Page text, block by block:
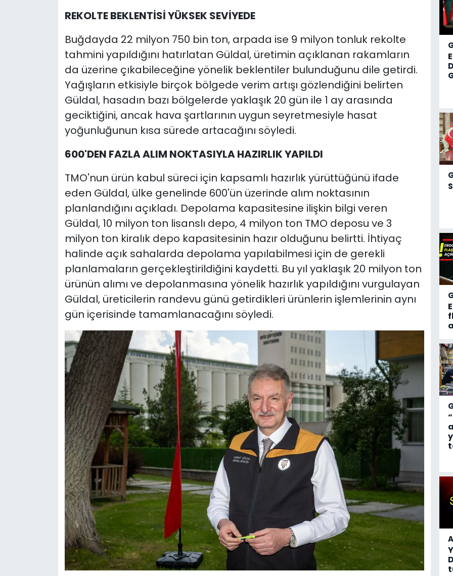
REKOLTE BEKLENTİSİ YÜKSEK SEVİYEDE
Buğdayda 22 milyon 750 bin ton, arpada ise 9 milyon tonluk rekolte
tahmini yapıldığını hatırlatan Güldal, üretimin açıklanan rakamların
da üzerine çıkabileceğine yönelik beklentiler bulunduğunu dile getirdi.
Yağışların etkisiyle birçok bölgede verim artışı gözlendiğini belirten
Güldal, hasadın bazı bölgelerde yaklaşık 20 gün ile 1 ay arasında
geciktiğini, ancak hava şartlarının uygun seyretmesiyle hasat
yoğunluğunun kısa sürede artacağını söyledi.
600'DEN FAZLA ALIM NOKTASIYLA HAZIRLIK YAPILDI
TMO'nun ürün kabul süreci için kapsamlı hazırlık yürüttüğünü ifade
eden Güldal, ülke genelinde 600'ün üzerinde alım noktasının
planlandığını açıkladı. Depolama kapasitesine ilişkin bilgi veren
Güldal, 10 milyon ton lisanslı depo, 4 milyon ton TMO deposu ve 3
milyon ton kiralık depo kapasitesinin hazır olduğunu belirtti. İhtiyaç
halinde açık sahalarda depolama yapılabilmesi için de gerekli
planlamaların gerçekleştirildiğini kaydetti. Bu yıl yaklaşık 20 milyon ton
ürünün alımı ve depolanmasına yönelik hazırlık yapıldığını vurgulayan
Güldal, üreticilerin randevu günü getirdikleri ürünlerin işlemlerinin aynı
gün içerisinde tamamlanacağını söyledi.